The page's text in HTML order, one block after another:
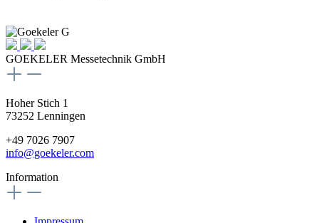
GOEKELER Messetechnik GmbH
Hoher Stich 1
73252 Lenningen
+49 7026 7907
info@goekeler.com
Information